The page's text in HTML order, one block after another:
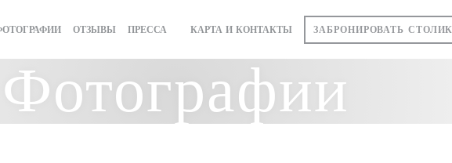
ОТЗЫВЫ ПРЕССА
((ОТКРЫВАЕТСЯ В НОВОМ ОКНЕ))
КАРТА И КОНТАКТЫ ЗАБРОНИРОВАТЬ СТОЛИК
Фотографии